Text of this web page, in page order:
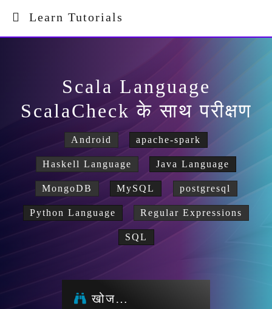
Learn Tutorials
Scala Language
ScalaCheck के साथ परीक्षण
Android apache-spark
Haskell Language Java Language
MongoDB MySQL postgresql
Python Language Regular Expressions
SQL
खोज…